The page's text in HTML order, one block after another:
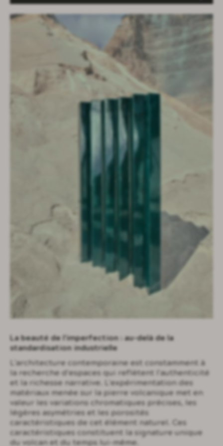
La beauté de l'imperfection : au-delà de la
standardisation industrielle
L'architecture contemporaine est constamment à
la recherche d'espaces qui reflètent l'authenticité
et la richesse narrative. L'expérimentation des
matériaux menée sur la pierre volcanique met en
valeur les variations chromatiques précises, les
légères asymétries et les porosités
caractéristiques de cet élément naturel. Ces
caractéristiques constituent la signature unique
du volcan et du temps lui-même.